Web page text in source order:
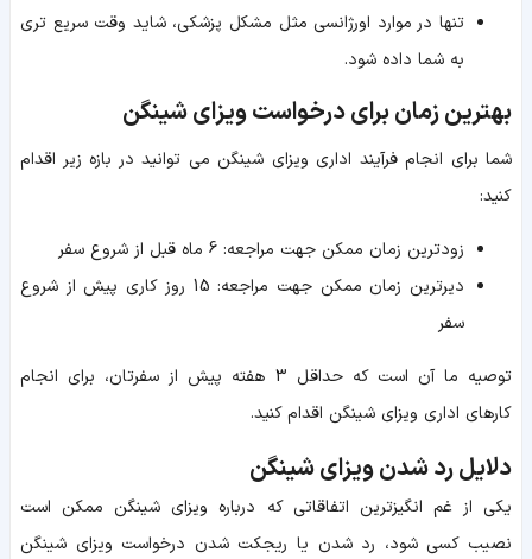
تنها در موارد اورژانسی مثل مشکل پزشکی، شاید وقت سریع تری
به شما داده شود.
بهترین زمان برای درخواست ویزای شینگن
شما برای انجام فرآیند اداری ویزای شینگن می توانید در بازه زیر اقدام
کنید:
زودترین زمان ممکن جهت مراجعه: 6 ماه قبل از شروع سفر
دیرترین زمان ممکن جهت مراجعه: 15 روز کاری پیش از شروع
سفر
توصیه ما آن است که حداقل 3 هفته پیش از سفرتان، برای انجام
کارهای اداری ویزای شینگن اقدام کنید.
دلایل رد شدن ویزای شینگن
یکی از غم انگیزترین اتفاقاتی که درباره ویزای شینگن ممکن است
نصیب کسی شود، رد شدن یا ریجکت شدن درخواست ویزای شینگن